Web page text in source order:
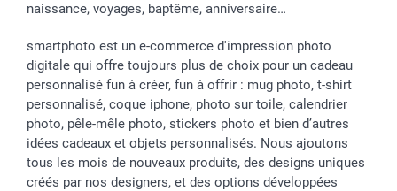
naissance, voyages, baptême, anniversaire…
smartphoto est un e-commerce d'impression photo
digitale qui offre toujours plus de choix pour un cadeau
personnalisé fun à créer, fun à offrir : mug photo, t-shirt
personnalisé, coque iphone, photo sur toile, calendrier
photo, pêle-mêle photo, stickers photo et bien d’autres
idées cadeaux et objets personnalisés. Nous ajoutons
tous les mois de nouveaux produits, des designs uniques
créés par nos designers, et des options développées